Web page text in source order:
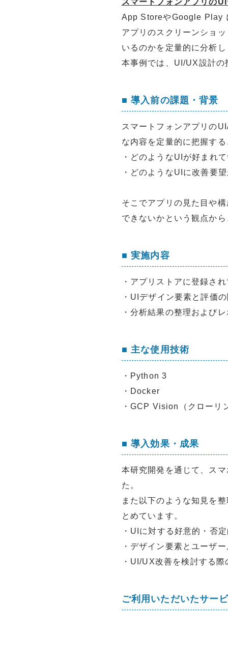
スマートフォンアプリの
App StoreやGoogle Play
アプリのスクリーンショ
いるのかを定量的に分析
本事例では、UI/UX設計の
■ 導入前の課題・背景
スマートフォンアプリの
な内容を定量的に把握す
・どのようなUIが好まれ
・どのようなUIに改善要
そこでアプリの見た目や
できないかという観点か
■ 実施内容
・アプリストアに登録さ
・UIデザイン要素と評価
・分析結果の整理および
■ 主な使用技術
・Python 3
・Docker
・GCP Vision（クローリ
■ 導入効果・成果
本研究開発を通じて、ス
た。
また以下のような知見を
とめています。
・UIに対する好意的・否
・デザイン要素とユーザ
・UI/UX改善を検討する際
ご利用いただいたサー